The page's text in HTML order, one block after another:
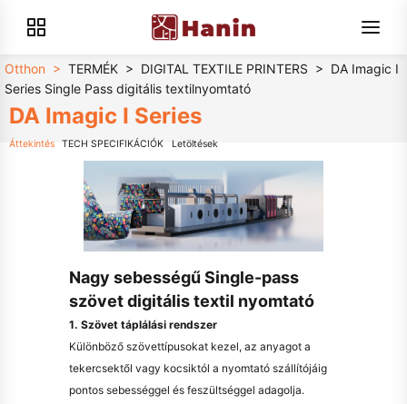
Otthon > TERMÉK > DIGITAL TEXTILE PRINTERS > DA Imagic I
Series Single Pass digitális textilnyomtató
DA Imagic I Series
Áttekintés TECH SPECIFIKÁCIÓK Letöltések
Nagy sebességű Single-pass
szövet digitális textil nyomtató
1. Szövet táplálási rendszer
Különböző szövettípusokat kezel, az anyagot a
tekercsektől vagy kocsiktól a nyomtató szállítójáig
pontos sebességgel és feszültséggel adagolja.